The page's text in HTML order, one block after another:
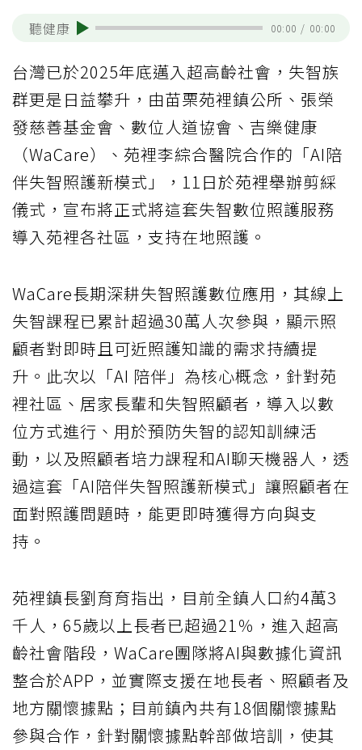
聽健康 00:00 / 00:00
台灣已於2025年底邁入超高齡社會，失智族
群更是日益攀升，由苗栗苑裡鎮公所、張榮
發慈善基金會、數位人道協會、吉樂健康
（WaCare）、苑裡李綜合醫院合作的「AI陪
伴失智照護新模式」，11日於苑裡舉辦剪綵
儀式，宣布將正式將這套失智數位照護服務
導入苑裡各社區，支持在地照護。
WaCare長期深耕失智照護數位應用，其線上
失智課程已累計超過30萬人次參與，顯示照
顧者對即時且可近照護知識的需求持續提
升。此次以「AI 陪伴」為核心概念，針對苑
裡社區、居家長輩和失智照顧者，導入以數
位方式進行、用於預防失智的認知訓練活
動，以及照顧者培力課程和AI聊天機器人，透
過這套「AI陪伴失智照護新模式」讓照顧者在
面對照護問題時，能更即時獲得方向與支
持。
苑裡鎮長劉育育指出，目前全鎮人口約4萬3
千人，65歲以上長者已超過21％，進入超高
齡社會階段，WaCare團隊將AI與數據化資訊
整合於APP，並實際支援在地長者、照顧者及
地方關懷據點；目前鎮內共有18個關懷據點
參與合作，針對關懷據點幹部做培訓，使其